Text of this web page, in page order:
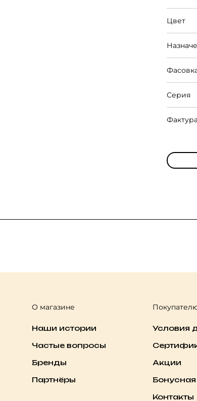
Цвет
Серия
Фактура
О магазине
Наши истории
Частые вопросы
Бренды
Партнёры
Условия
Акции
Контакты